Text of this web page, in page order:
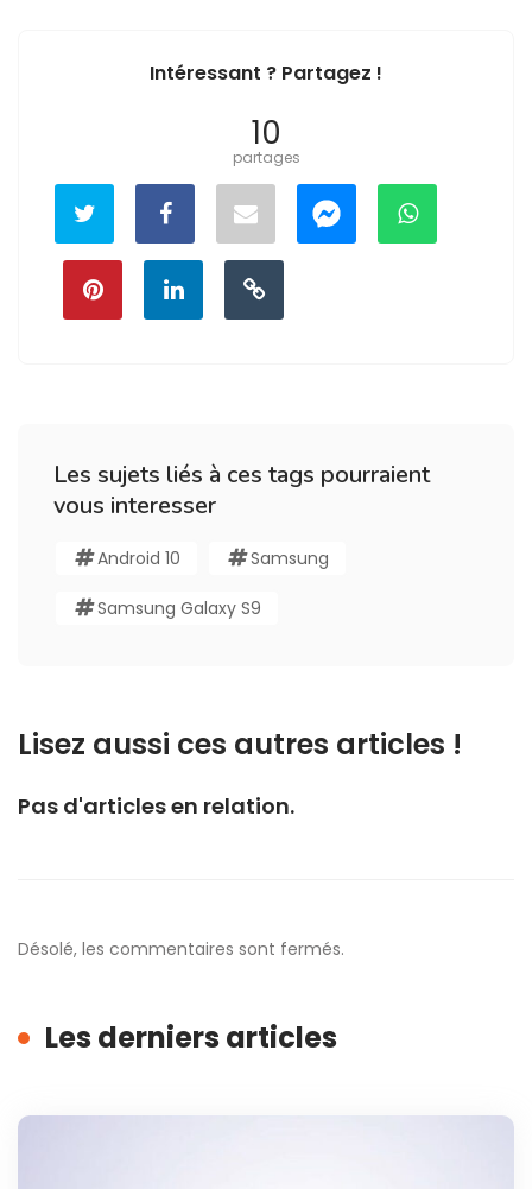
Intéressant ? Partagez !
10
partages
Les sujets liés à ces tags pourraient
vous interesser
Android 10 Samsung
Samsung Galaxy S9
Lisez aussi ces autres articles !
Pas d'articles en relation.
Désolé, les commentaires sont fermés.
Les derniers articles